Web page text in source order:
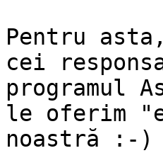
Pentru
cei
programul
le oferim
noastră :-)